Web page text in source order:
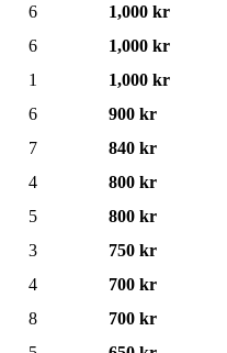
6
1,000 kr
6
1,000 kr
1
1,000 kr
6
900 kr
7
840 kr
4
800 kr
5
800 kr
3
750 kr
4
700 kr
8
700 kr